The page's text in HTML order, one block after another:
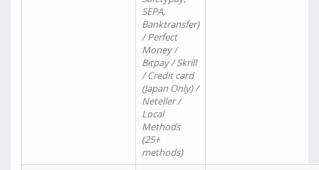
SEPA,
Banktransfer)
/ Perfect
Money /
Bitpay / Skrill
/ Credit card
(Japan Only) /
Neteller /
Local
Methods
(25+
methods)